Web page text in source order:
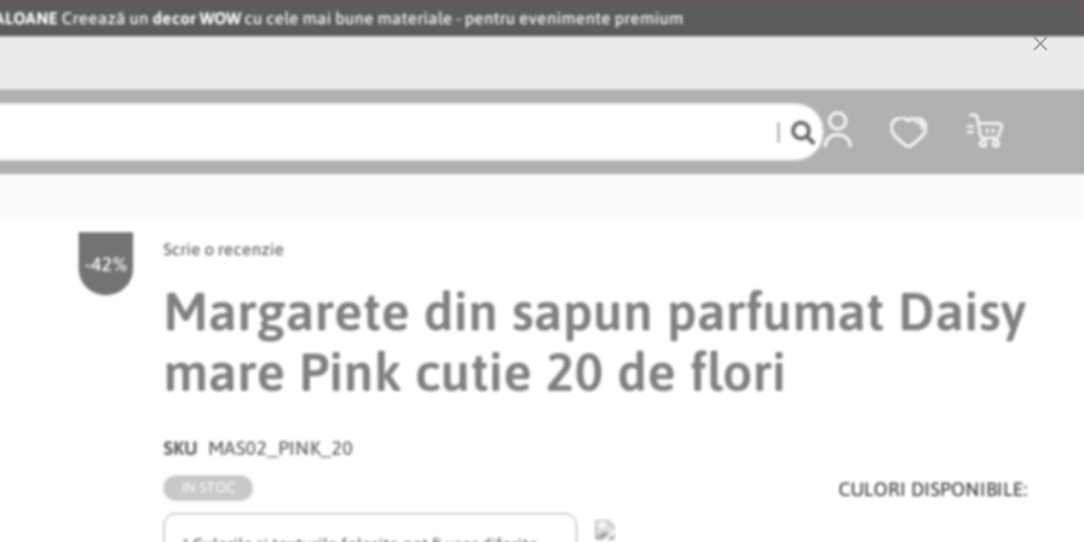
Creează undecor WOWcu cele mai bune materiale - pentru evenimente premium
Coșul meu
-42%
Scrie o recenzie
Margarete din sapun parfumat Daisy
mare Pink cutie 20 de flori
SKU MAS02_PINK_20
CULORI DISPONIBILE: